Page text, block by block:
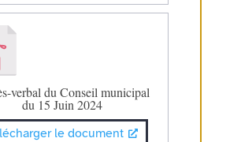
verbal du Conseil municipal
du 15 Juin 2024
le document